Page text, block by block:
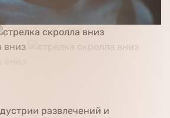
развлечений и